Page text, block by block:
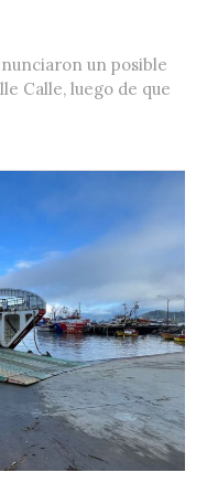
un posible
Calle, luego de que